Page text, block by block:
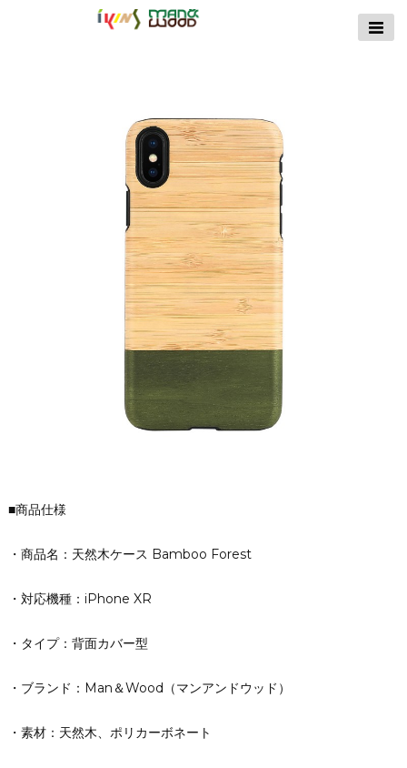
【公式サイト】
木ケース
■商品仕様
・商品名：天然木ケース Bamboo Forest
・対応機種：iPhone XR
・タイプ：背面カバー型
・ブランド：Man＆Wood（マンアンドウッド）
・素材：天然木、ポリカーボネート